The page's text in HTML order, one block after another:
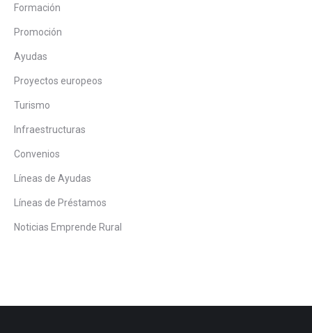
Formación
Promoción
Ayudas
Proyectos europeos
Turismo
Infraestructuras
Convenios
Líneas de Ayudas
Líneas de Préstamos
Noticias Emprende Rural